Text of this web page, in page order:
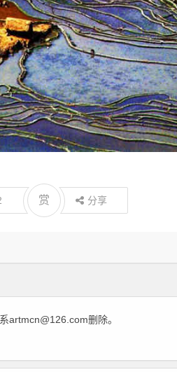
赏 分享
artmcn@126.com删除。